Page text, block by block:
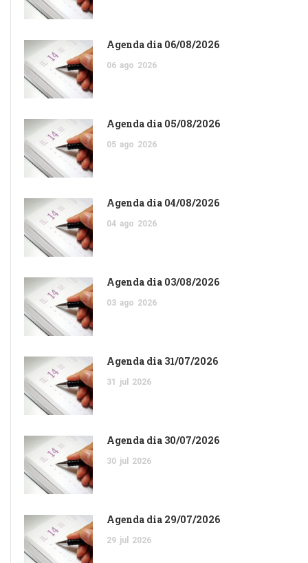
Agenda dia 06/08/2026
06 ago 2026
Agenda dia 05/08/2026
05 ago 2026
Agenda dia 04/08/2026
04 ago 2026
Agenda dia 03/08/2026
03 ago 2026
Agenda dia 31/07/2026
31 jul 2026
Agenda dia 30/07/2026
30 jul 2026
Agenda dia 29/07/2026
29 jul 2026